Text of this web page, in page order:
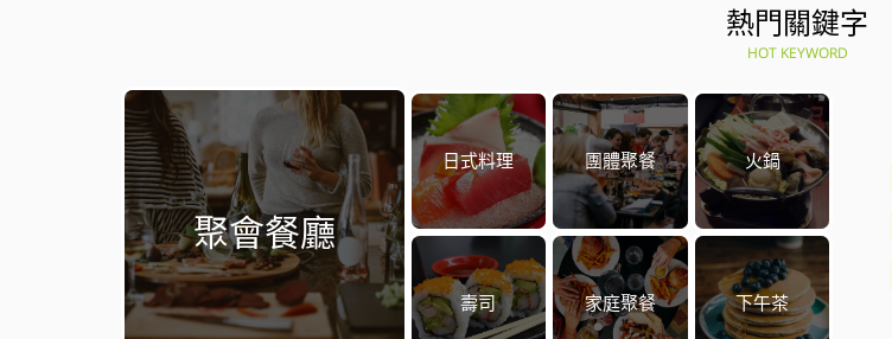
熱門關鍵字
HOT KEYWORD
聚會餐廳
日式料理 團體聚餐 火鍋
壽司 家庭聚餐 下午茶